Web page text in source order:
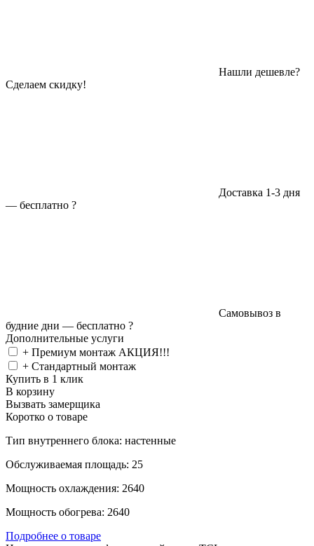
Нашли дешевле?
Сделаем скидку!
Доставка 1-3 дня
— бесплатно ?
Самовывоз в
будние дни — бесплатно ?
Дополнительные услуги
+ Премиум монтаж АКЦИЯ!!!
+ Стандартный монтаж
Купить в 1 клик
В корзину
Вызвать замерщика
Коротко о товаре
Тип внутреннего блока: настенные
Обслуживаемая площадь: 25
Мощность охлаждения: 2640
Мощность обогрева: 2640
Подробнее о товаре